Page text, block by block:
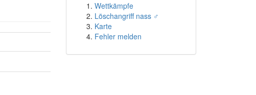
Wettkämpfe
Löschangriff nass ♂
Karte
Fehler melden